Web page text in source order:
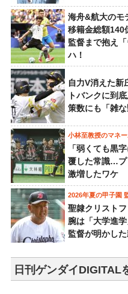
海舟&航大のモ
移籍金総額140
監督まで抱え
ハ！
自力V消えた新
トバンクに到
策数にも「雑
小林至教授のマネ
「弱くても黒
覆した常識…プ
激増したワケ
2026年夏の甲子園
聖隷クリスト
腕は「大学進
監督が明かし
日刊ゲンダイDIGITAL